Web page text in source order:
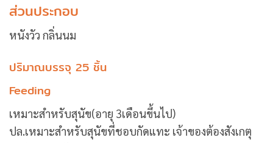
ส่วนประกอบ
หนังวัว กลิ่นนม
ปริมาณบรรจุ 25 ชิ้น
Feeding
เหมาะสำหรับสุนัข(อายุ 3เดือนขึ้นไป)
ปล.เหมาะสำหรับสุนัขที่ชอบกัดแทะ เจ้าของต้องสังเกตุ